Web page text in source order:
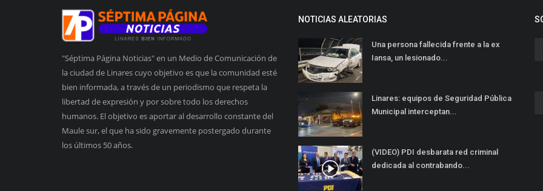
"Séptima Página Noticias" en un Medio de Comunicación de
la ciudad de Linares cuyo objetivo es que la comunidad esté
bien informada, a través de un periodismo que respeta la
libertad de expresión y por sobre todo los derechos
humanos. El objetivo es aportar al desarrollo constante del
Maule sur, el que ha sido gravemente postergado durante
los últimos 50 años.
NOTICIAS ALEATORIAS
Una persona fallecida frente a la ex
Iansa, un lesionado...
Linares: equipos de Seguridad Pública
Municipal interceptan...
(VIDEO) PDI desbarata red criminal
dedicada al contrabando...